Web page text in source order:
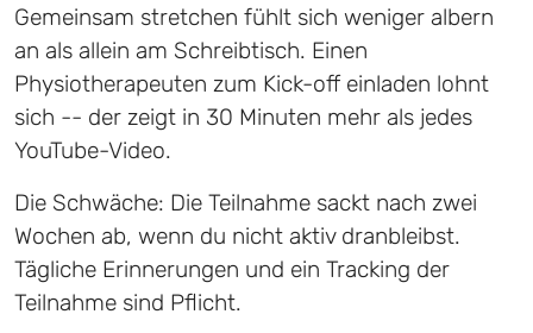
Gemeinsam stretchen fühlt sich weniger albern
an als allein am Schreibtisch. Einen
Physiotherapeuten zum Kick-off einladen lohnt
sich -- der zeigt in 30 Minuten mehr als jedes
YouTube-Video.
Die Schwäche: Die Teilnahme sackt nach zwei
Wochen ab, wenn du nicht aktiv dranbleibst.
Tägliche Erinnerungen und ein Tracking der
Teilnahme sind Pflicht.